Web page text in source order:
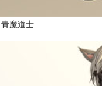
魔道士